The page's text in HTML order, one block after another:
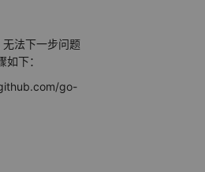
法下一步问题
下：
go-